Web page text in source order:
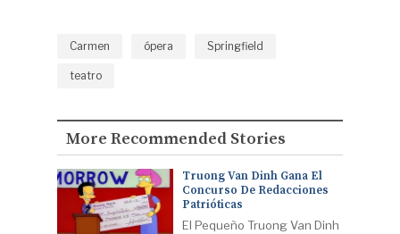
Carmen ópera Springfield
teatro
More Recommended Stories
Truong Van Dinh Gana El
Concurso De Redacciones
Patrióticas
El Pequeño Truong Van Dinh